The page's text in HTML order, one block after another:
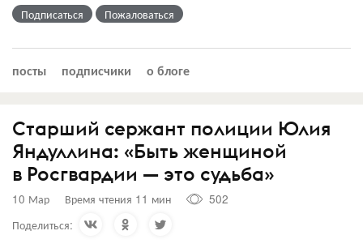
Подписаться Пожаловаться
посты подписчики о блоге
Старший сержант полиции Юлия
Яндуллина: «Быть женщиной
в Росгвардии — это судьба»
10 Мар Время чтения 11 мин
502
Поделиться: